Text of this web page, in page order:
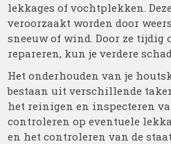
lekkages of vochtplekken.
veroorzaakt worden door
sneeuw of wind. Door ze tijdig
repareren, kun je verdere
Het onderhouden van je
bestaan uit verschillende
het reinigen en inspecteren
controleren op eventuele
en het controleren van de